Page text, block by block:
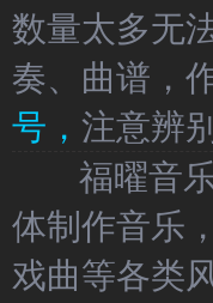
数量太多无
奏、曲谱，
号， 注意辨
福曜音乐
体制作音乐
戏曲等各类